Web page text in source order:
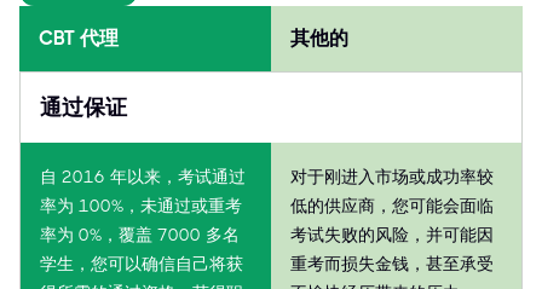
CBT 代理 其他的
通过保证
自 2016 年以来，考试通过
率为 100%，未通过或重考
率为 0%，覆盖 7000 多名
学生，您可以确信自己将获
对于刚进入市场或成功率较
低的供应商，您可能会面临
考试失败的风险，并可能因
重考而损失金钱，甚至承受